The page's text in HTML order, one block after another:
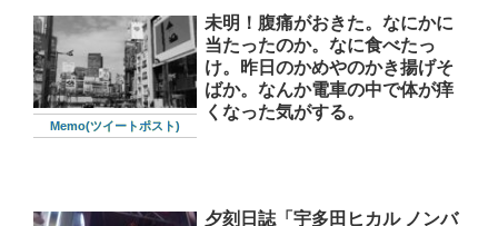
Memo(ツイートポスト)
未明！腹痛がおきた。なにかに
当たったのか。なに食べたっ
け。昨日のかめやのかき揚げそ
ばか。なんか電車の中で体が痒
くなった気がする。
夕刻日誌「宇多田ヒカル ノンバ